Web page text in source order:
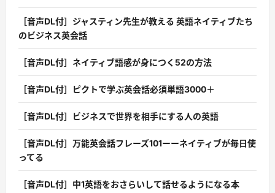
［音声DL付］ジャスティン先生が教える 英語ネイティブたち
のビジネス英会話
［音声DL付］ネイティブ語感が身につく52の方法
［音声DL付］ピクトで学ぶ英会話必須単語3000＋
［音声DL付］ビジネスで世界を相手にする人の英語
［音声DL付］万能英会話フレーズ101ーーネイティブが毎日使
ってる
［音声DL付］中1英語をおさらいして話せるようになる本